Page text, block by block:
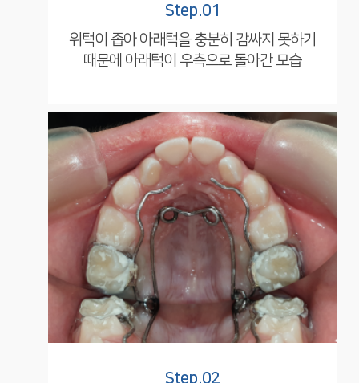
Step.01
위턱이 좁아 아래턱을 충분히 감싸지 못하기
때문에 아래턱이 우측으로 돌아간 모습
Step.02